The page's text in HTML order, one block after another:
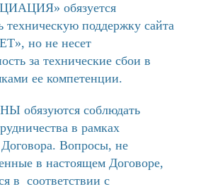
обязуется
техническую поддержку сайта
но не несет
за технические сбои в
ее компетенции.
обязуются соблюдать
в рамках
Вопросы, не
в настоящем Договоре,
в соответствии с